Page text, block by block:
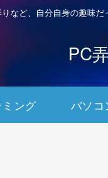
りなど、自分自身の趣味
PC
ング パソコ